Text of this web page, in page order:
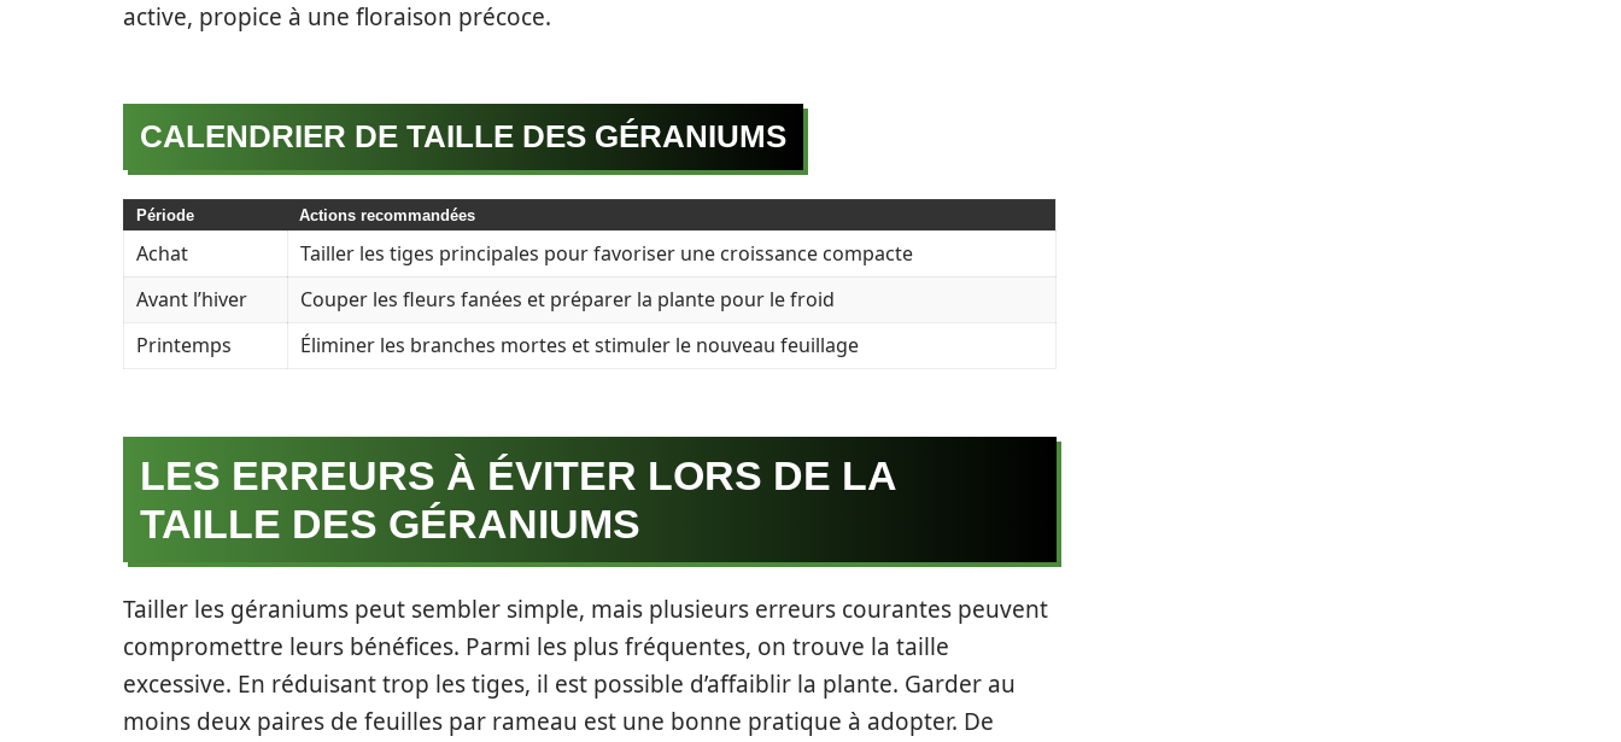
active, propice à une floraison précoce.
CALENDRIER DE TAILLE DES GÉRANIUMS
Période Actions recommandées
Achat
Tailler les tiges principales pour favoriser une croissance compacte
Avant l’hiver
Couper les fleurs fanées et préparer la plante pour le froid
Printemps
Éliminer les branches mortes et stimuler le nouveau feuillage
LES ERREURS À ÉVITER LORS DE LA
TAILLE DES GÉRANIUMS
Tailler les géraniums peut sembler simple, mais plusieurs erreurs courantes peuvent
compromettre leurs bénéfices. Parmi les plus fréquentes, on trouve la taille
excessive. En réduisant trop les tiges, il est possible d’affaiblir la plante. Garder au
moins deux paires de feuilles par rameau est une bonne pratique à adopter. De